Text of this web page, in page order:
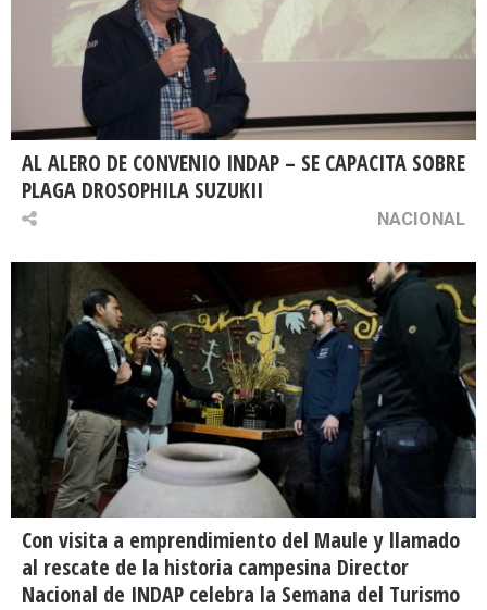
AL ALERO DE CONVENIO INDAP – SE CAPACITA SOBRE
PLAGA DROSOPHILA SUZUKII
NACIONAL
Con visita a emprendimiento del Maule y llamado
al rescate de la historia campesina Director
Nacional de INDAP celebra la Semana del Turismo